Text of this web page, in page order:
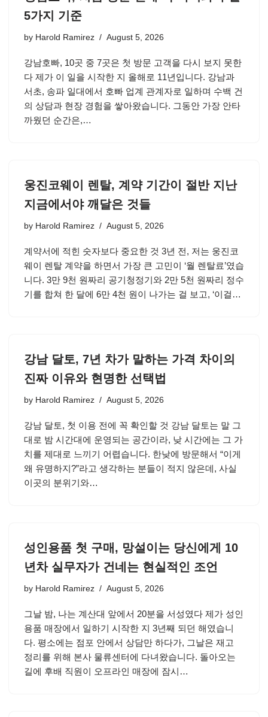
5가지 기준
by Harold Ramirez August 5, 2026
강남호빠, 10곳 중 7곳은 첫 방문 고객을 다시 보지 못한
다 제가 이 일을 시작한 지 올해로 11년입니다. 강남과
서초, 송파 일대에서 호빠 업계 관계자로 일하며 수백 건
의 상담과 현장 경험을 쌓아왔습니다. 그동안 가장 안타
까웠던 순간은,…
웅진코웨이 렌탈, 계약 기간이 절반 지난
지금에서야 깨달은 것들
by Harold Ramirez August 5, 2026
계약서에 적힌 숫자보다 중요한 것 3년 전, 저는 웅진코
웨이 렌탈 계약을 하면서 가장 큰 고민이 ‘월 렌탈료’였습
니다. 3만 9천 원짜리 공기청정기와 2만 5천 원짜리 정수
기를 합쳐 한 달에 6만 4천 원이 나가는 걸 보고, ‘이걸…
강남 달토, 7년 차가 말하는 가격 차이의
진짜 이유와 현명한 선택법
by Harold Ramirez August 5, 2026
강남 달토, 첫 이용 전에 꼭 확인할 것 강남 달토는 말 그
대로 밤 시간대에 운영되는 공간이라, 낮 시간에는 그 가
치를 제대로 느끼기 어렵습니다. 한낮에 방문해서 “이게
왜 유명하지?”라고 생각하는 분들이 적지 않은데, 사실
이곳의 분위기와…
성인용품 첫 구매, 망설이는 당신에게 10
년차 실무자가 건네는 현실적인 조언
by Harold Ramirez August 5, 2026
그날 밤, 나는 계산대 앞에서 20분을 서성였다 제가 성인
용품 매장에서 일하기 시작한 지 3년째 되던 해였습니
다. 평소에는 점포 안에서 상담만 하다가, 그날은 재고
정리를 위해 본사 물류센터에 다녀왔습니다. 돌아오는
길에 후배 직원이 오프라인 매장에 잠시…